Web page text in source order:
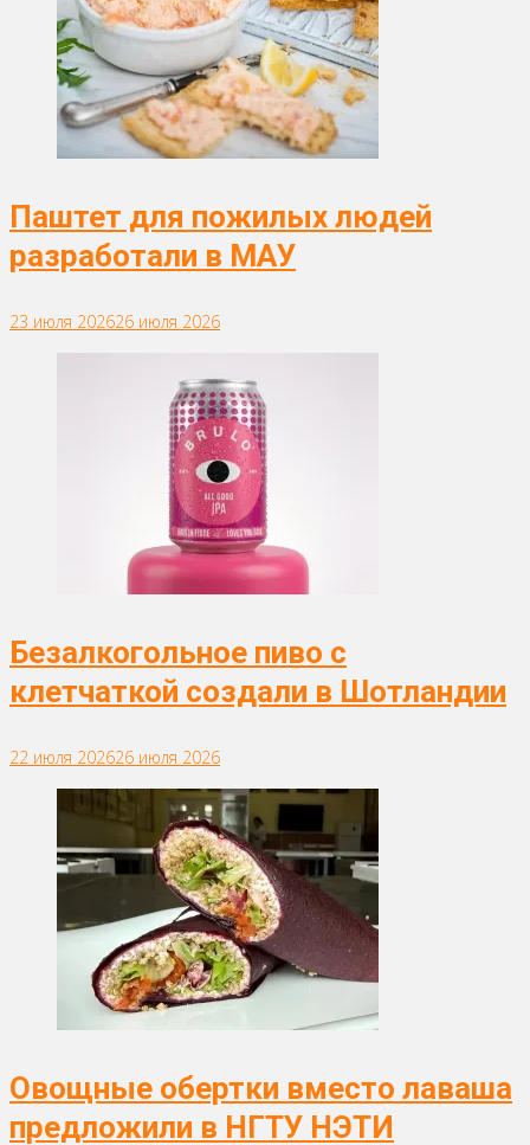
Паштет для пожилых людей
разработали в МАУ
23 июля 202626 июля 2026
Безалкогольное пиво с
клетчаткой создали в Шотландии
22 июля 202626 июля 2026
Овощные обертки вместо лаваша
предложили в НГТУ НЭТИ